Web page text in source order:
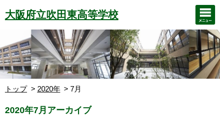
大阪府立吹田東高等学校
トップ 2020年 7月
2020年7月アーカイブ